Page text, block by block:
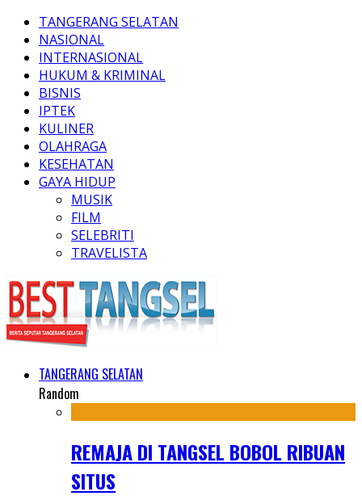
TANGERANG SELATAN
NASIONAL
INTERNASIONAL
HUKUM & KRIMINAL
BISNIS
IPTEK
KULINER
OLAHRAGA
KESEHATAN
GAYA HIDUP
MUSIK
FILM
SELEBRITI
TRAVELISTA
TANGERANG SELATAN
Random
REMAJA DI TANGSEL BOBOL RIBUAN
SITUS